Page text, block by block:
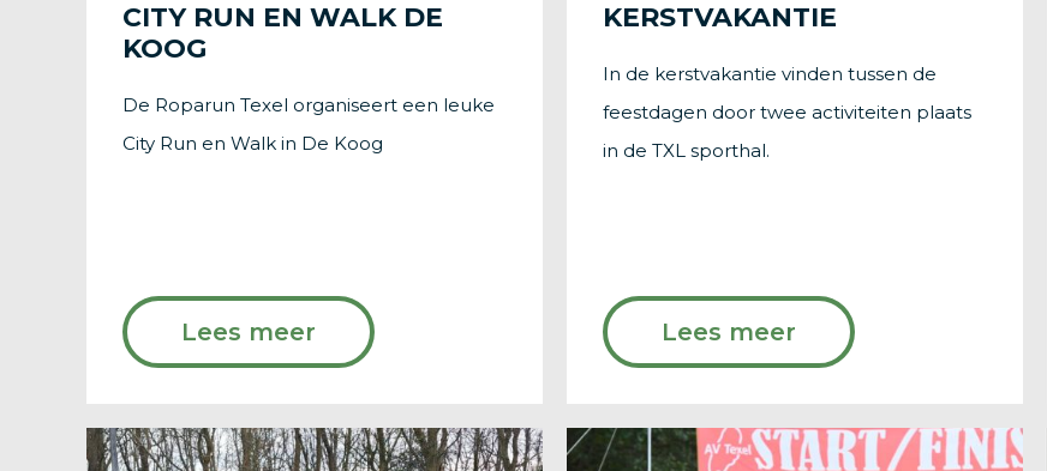
CITY RUN EN WALK DE
KOOG
De Roparun Texel organiseert een leuke
City Run en Walk in De Koog
Lees meer
KERSTVAKANTIE
In de kerstvakantie vinden tussen de
feestdagen door twee activiteiten plaats
in de TXL sporthal.
Lees meer